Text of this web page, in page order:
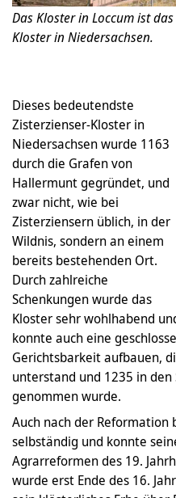
Das Kloster in Loccum ist
Kloster in Niedersachsen.
Dieses bedeutendste
Zisterzienser-Kloster in
Niedersachsen wurde 1163
durch die Grafen von
Hallermunt gegründet, und
zwar nicht, wie bei
Zisterziensern üblich, in der
Wildnis, sondern an einem
bereits bestehenden Ort.
Durch zahlreiche
Schenkungen wurde das
Kloster sehr wohlhabend
konnte auch eine
Gerichtsbarkeit aufbauen,
unterstand und 1235 in den
genommen wurde.
Auch nach der Reformation
selbständig und konnte
Agrarreformen des 19.
wurde erst Ende des 16.